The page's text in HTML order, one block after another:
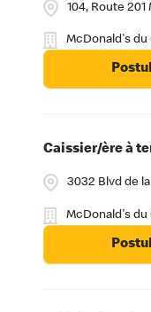
104, Route 201
McDonald's du
Caissier/ère à
3032 Blvd de
McDonald's du